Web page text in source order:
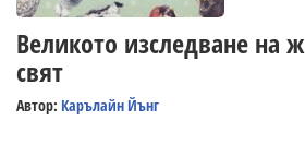
Великото изследване на
свят
Автор: Карълайн Йънг